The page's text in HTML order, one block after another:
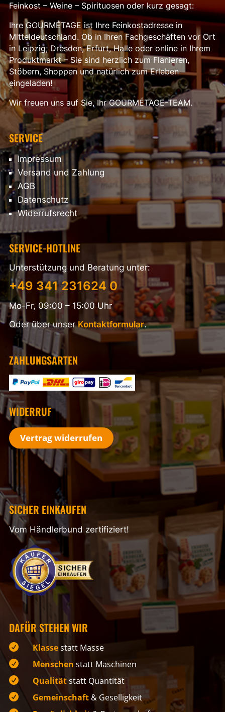
Feinkost – Weine – Spirituosen oder kurz gesagt:
Ihre GOURMÉTAGE ist Ihre Feinkostadresse in
Mitteldeutschland. Ob in Ihren Fachgeschäften vor Ort
in Leipzig, Dresden, Erfurt, Halle oder online in Ihrem
Produktmarkt – Sie sind herzlich zum Flanieren,
Stöbern, Shoppen und natürlich zum Erleben
eingeladen!
Wir freuen uns auf Sie, Ihr GOURMÉTAGE-TEAM.
SERVICE
Impressum
Versand und Zahlung
AGB
Datenschutz
Widerrufsrecht
SERVICE-HOTLINE
Unterstützung und Beratung unter:
+49 341 231624 0
Mo-Fr, 09:00 – 15:00 Uhr
Oder über unserKontaktformular.
ZAHLUNGSARTEN
WIDERRUF
Vertrag widerrufen
SICHER EINKAUFEN
Vom Händlerbund zertifiziert!
DAFÜR STEHEN WIR
 Klassestatt Masse
 Menschen statt Maschinen
 Qualitätstatt Quantität
 Gemeinschaft & Geselligkeit